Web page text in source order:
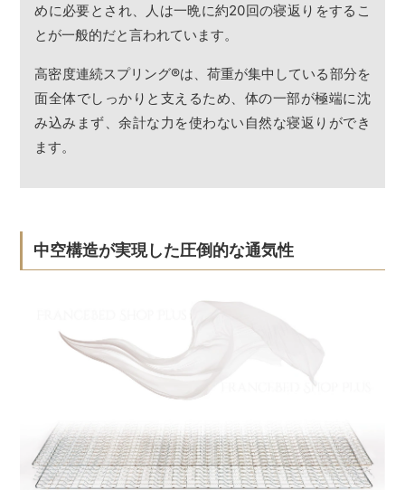
めに必要とされ、人は一晩に約20回の寝返りをするこ
とが一般的だと言われています。
高密度連続スプリング®は、荷重が集中している部分を
面全体でしっかりと支えるため、体の一部が極端に沈
み込みまず、余計な力を使わない自然な寝返りができ
ます。
中空構造が実現した圧倒的な通気性